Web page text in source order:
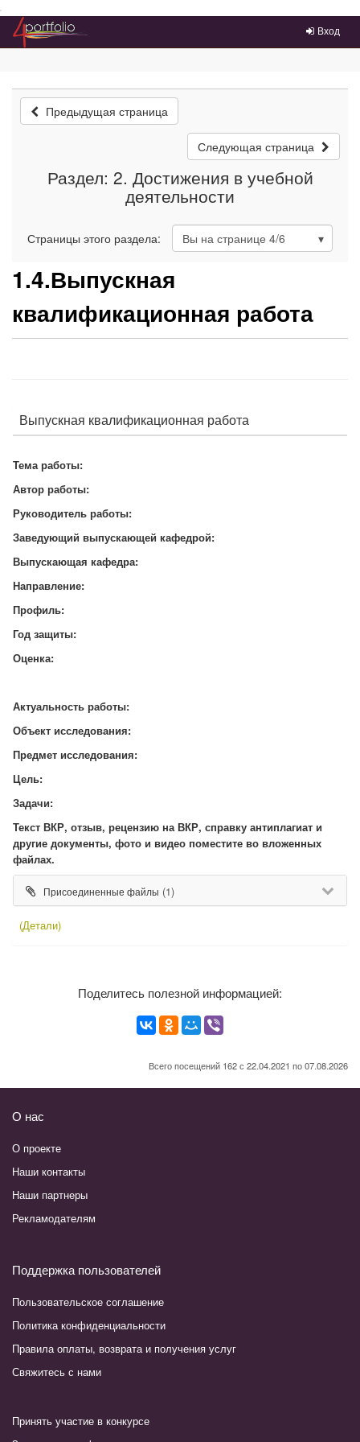
Преейти на главное меню
Вход
Предыдущая страница
Следующая страница
Раздел: 2. Достижения в учебной
деятельности
Страницы этого раздела: Вы на странице 4/6
1.4.Выпускная
квалификационная работа
Выпускная квалификационная работа
Тема работы:
Автор работы:
Руководитель работы:
Заведующий выпускающей кафедрой:
Выпускающая кафедра:
Направление:
Профиль:
Год защиты:
Оценка:
Актуальность работы:
Объект исследования:
Предмет исследования:
Цель:
Задачи:
Текст ВКР, отзыв, рецензию на ВКР, справку антиплагиат и
другие документы, фото и видео поместите во вложенных
файлах.
Присоединенные файлы (1)
(Детали)
Поделитесь полезной информацией:
Всего посещений 162 с 22.04.2021 по 07.08.2026
О нас
О проекте
Наши контакты
Наши партнеры
Рекламодателям
Поддержка пользователей
Пользовательское соглашение
Политика конфиденциальности
Правила оплаты, возврата и получения услуг
Свяжитесь с нами
Принять участие в конкурсе